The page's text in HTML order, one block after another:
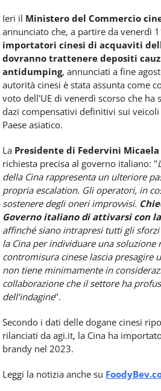
Ieri il Ministero del Commercio
annunciato che, a partire da venerdì
importatori cinesi di acquaviti
dovranno trattenere depositi
antidumping, annunciati a fine
autorità cinesi è stata assunta come
voto dell'UE di venerdì scorso che ha
dazi compensativi definitivi sui
Paese asiatico.
La Presidente di Federvini
richiesta precisa al governo italiano: "
della Cina rappresenta un ulteriore
propria escalation. Gli operatori, in
sostenere degli oneri improvvisi.
Governo italiano di attivarsi con
affinché siano intrapresi tutti gli
la Cina per individuare una soluzione
contromisura cinese lascia presagire
non tiene minimamente in
collaborazione che il settore ha
dell’indagine".
Secondo i dati delle dogane cinesi
rilanciati da agi.it, la Cina ha
brandy nel 2023.
Leggi la notizia anche su